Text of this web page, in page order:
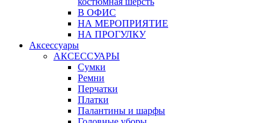
В ОФИС
НА МЕРОПРИЯТИЕ
НА ПРОГУЛКУ
Аксессуары
АКСЕССУАРЫ
Сумки
Ремни
Перчатки
Платки
Палантины и шарфы